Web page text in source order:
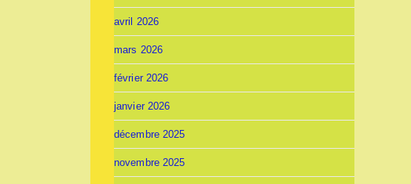
avril 2026
mars 2026
février 2026
janvier 2026
décembre 2025
novembre 2025